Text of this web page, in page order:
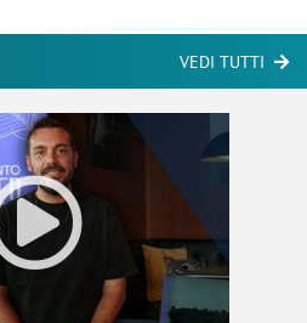
VEDI TUTTI